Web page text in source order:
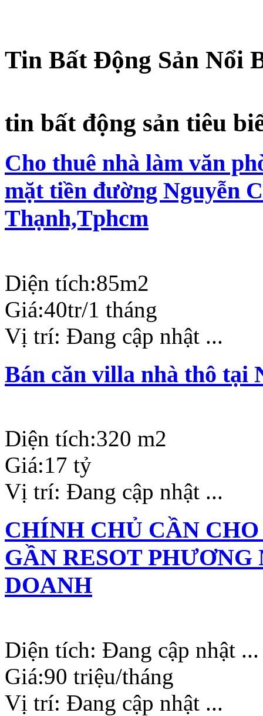
Tin Bất Động Sản Nổi
tin bất động sản tiêu
Cho thuê nhà làm văn
mặt tiền đường Nguyễn
Thạnh,Tphcm
Diện tích:85m2
Giá:40tr/1 tháng
Vị trí: Đang cập nhật ...
Bán căn villa nhà thô tại
Diện tích:320 m2
Giá:17 tỷ
Vị trí: Đang cập nhật ...
CHÍNH CHỦ CẦN
GẦN RESOT
DOANH
Diện tích: Đang cập nhật ...
Giá:90 triệu/tháng
Vị trí: Đang cập nhật ...